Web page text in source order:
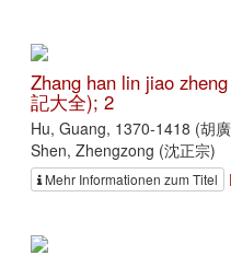
Zhang han lin jiao
記大全); 2
Hu, Guang, 1370-1418 (胡
Shen, Zhengzong (沈正宗)
Mehr Informationen zum Titel